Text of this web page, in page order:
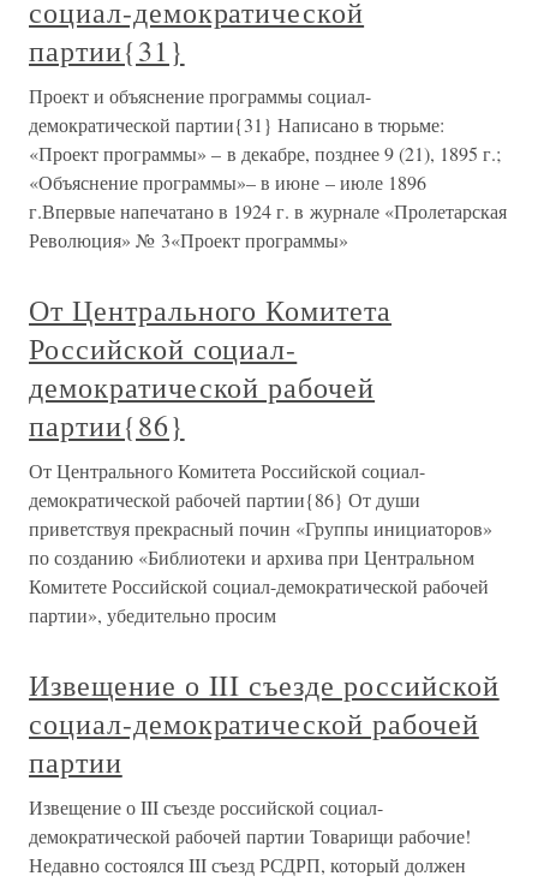
социал-демократической
партии{31}
Проект и объяснение программы социал-
демократической партии{31} Написано в тюрьме:
«Проект программы» – в декабре, позднее 9 (21), 1895 г.;
«Объяснение программы»– в июне – июле 1896
г.Впервые напечатано в 1924 г. в журнале «Пролетарская
Революция» № 3«Проект программы»
От Центрального Комитета
Российской социал-
демократической рабочей
партии{86}
От Центрального Комитета Российской социал-
демократической рабочей партии{86} От души
приветствуя прекрасный почин «Группы инициаторов»
по созданию «Библиотеки и архива при Центральном
Комитете Российской социал-демократической рабочей
партии», убедительно просим
Извещение о III съезде российской
социал-демократической рабочей
партии
Извещение о III съезде российской социал-
демократической рабочей партии Товарищи рабочие!
Недавно состоялся III съезд РСДРП, который должен